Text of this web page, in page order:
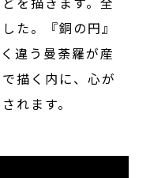
た。『銅の円』
違う曼荼羅が産
描く内に、心が
れます。